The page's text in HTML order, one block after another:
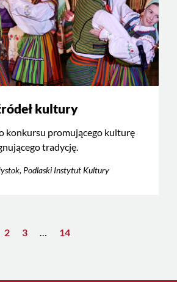
kultury
konkursu promującego kulturę
tradycję.
Podlaski Instytut Kultury
2 3 … 14